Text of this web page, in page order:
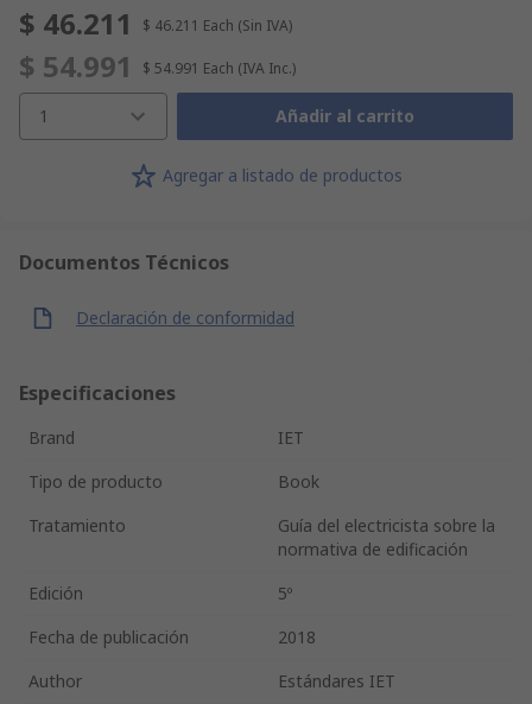
$ 46.211 $ 46.211 Each (Sin IVA)
$ 54.991 $ 54.991 Each (IVA Inc.)
1 Añadir al carrito
Agregar a listado de productos
Documentos Técnicos
Declaración de conformidad
Especificaciones
Brand
IET
Tipo de producto
Book
Tratamiento
Guía del electricista sobre la
normativa de edificación
Edición
5º
Fecha de publicación
2018
Author
Estándares IET